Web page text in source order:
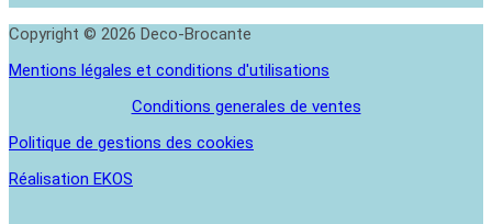
Copyright © 2026 Deco-Brocante
Mentions légales et conditions d'utilisations
Conditions generales de ventes
Politique de gestions des cookies
Réalisation EKOS